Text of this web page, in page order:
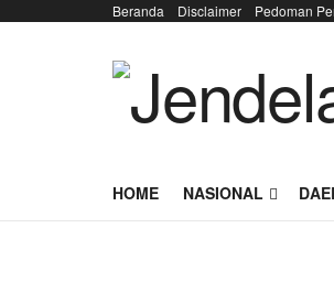
Beranda Disclaimer Pedoman
HOME NASIONAL